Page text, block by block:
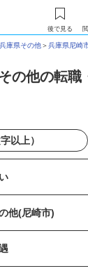
後で見る
兵庫県その他＞兵庫県尼崎
の他の転職
他(尼崎市)